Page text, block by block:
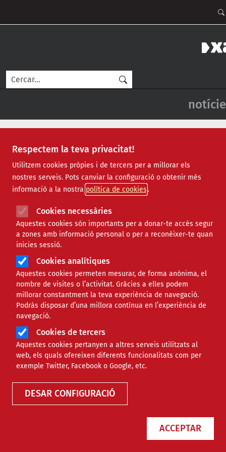
Respectem la teva privacitat!
Utilitzem cookies pròpies i de tercers per a millorar els
nostres serveis. Pots canviar la configuració o obtenir més
informació a la nostra política de cookies
Cookies necessàries
Aquestes cookies són importants per a donar-te accés segur
a zones amb informació personal o per a reconèixer-te quan
inicies sessió.
Cookies analítiques
Aquestes cookies permeten mesurar, de forma anònima, el
nombre de visites o l’activitat. Gràcies a elles podem
millorar constantment la teva experiència de navegació.
Podràs disposar d’una millora contínua en l’experiència de
navegació.
Cookies de tercers
Aquestes cookies pertanyen a altres serveis utilitzats al
web, els quals ofereixen diferents funcionalitats com per
exemple Twitter, Facebook o Google, etc.
DESAR CONFIGURACIÓ
ACCEPTAR
Cerca
-->
Si no visualitzes correctament el butlletí clica aquest
Dimecres, 4 de desembre de 2019 - Num. 349
Campanya solidària de Nadal a favor d'infants, joves i
famílies sense recursos
La Fundació Comtal promou anualment aquesta
solidària amb la finalitat d'aconseguir que infants i
sense recursos visquin un Nadal amb il·lusió
independentment de la situació familiar i/o
tinguin a casa.
Últimes convocatòries
Subvencions en l'àmbit de la gestió i conservació
cultural arquitectònic, arqueològic i paleontològic